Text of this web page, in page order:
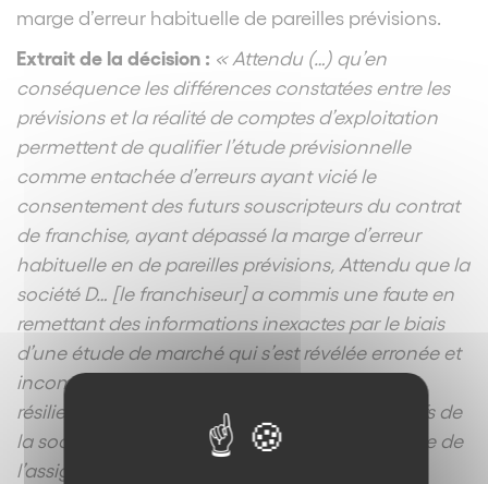
marge d’erreur habituelle de pareilles prévisions.
Extrait de la décision : « Attendu (…) qu’en
conséquence les différences constatées entre les
prévisions et la réalité de comptes d’exploitation
permettent de qualifier l’étude prévisionnelle
comme entachée d’erreurs ayant vicié le
consentement des futurs souscripteurs du contrat
de franchise, ayant dépassé la marge d’erreur
habituelle en de pareilles prévisions, Attendu que la
société D… [le franchiseur] a commis une faute en
remettant des informations inexactes par le biais
d’une étude de marché qui s’est révélée erronée et
incomplète, Qu’en conséquence il y a lieu de
résilier le contrat de franchise aux torts exclusifs de
la société D… à compter du 30 janvier 1995, date de
l’assignation. (…) ».